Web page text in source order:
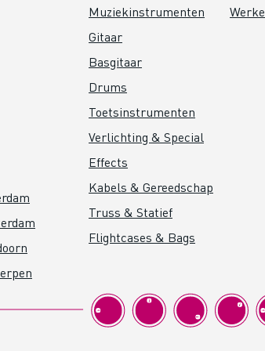
Muziekinstrumenten
Gitaar
Basgitaar
Drums
Toetsinstrumenten
Verlichting & Special
Effects
Kabels & Gereedschap
Truss & Statief
Flightcases & Bags